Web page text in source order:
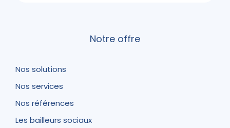
Notre offre
Nos solutions
Nos services
Nos références
Les bailleurs sociaux